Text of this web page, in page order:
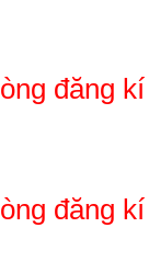
đăng
đăng